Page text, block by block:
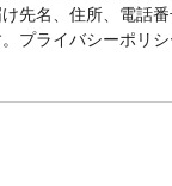
先名、住所、電話
プライバシーポリ